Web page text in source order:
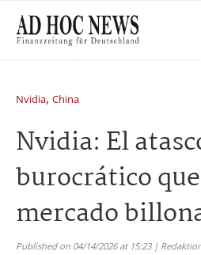
Nvidia, China
Nvidia: El
burocrático
mercado
Published on 04/14/2026 at 15:23 |